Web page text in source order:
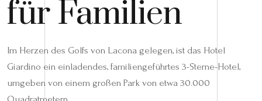
für Familien
Im Herzen des Golfs von Lacona gelegen, ist das Hotel
Giardino ein einladendes, familiengeführtes 3-Sterne-Hotel,
umgeben von einem großen Park von etwa 30.000
Quadratmetern.